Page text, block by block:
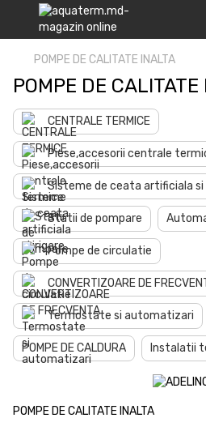
POMPE DE CALITATE INALTA
POMPE DE CALITATE
CENTRALE TERMICE
Piese,accesorii centrale
Sisteme de ceata artificiala si
Statii de pompare
Pompe de circulatie
CONVERTIZOARE DE
Termostate si automatizari
POMPE DE CALDURA Instalatii
POMPE DE CALITATE INALTA